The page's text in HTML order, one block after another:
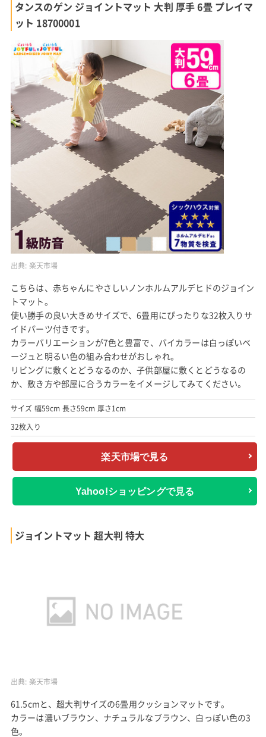
タンスのゲン ジョイントマット 大判 厚手 6畳 プレイマ
ット 18700001
出典: 楽天市場
こちらは、赤ちゃんにやさしいノンホルムアルデヒドのジョイン
トマット。
使い勝手の良い大きめサイズで、6畳用にぴったりな32枚入りサ
イドパーツ付きです。
カラーバリエーションが7色と豊富で、バイカラーは白っぽいベ
ージュと明るい色の組み合わせがおしゃれ。
リビングに敷くとどうなるのか、子供部屋に敷くとどうなるの
か、敷き方や部屋に合うカラーをイメージしてみてください。
サイズ 幅59cm 長さ59cm 厚さ1cm
32枚入り
楽天市場で見る
Yahoo!ショッピングで見る
ジョイントマット 超大判 特大
出典: 楽天市場
61.5cmと、超大判サイズの6畳用クッションマットです。
カラーは濃いブラウン、ナチュラルなブラウン、白っぽい色の3
色。